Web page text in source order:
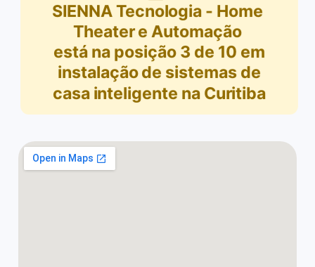
SIENNA Tecnologia - Home
Theater e Automação
está na posição 3 de 10 em
instalação de sistemas de
casa inteligente na Curitiba